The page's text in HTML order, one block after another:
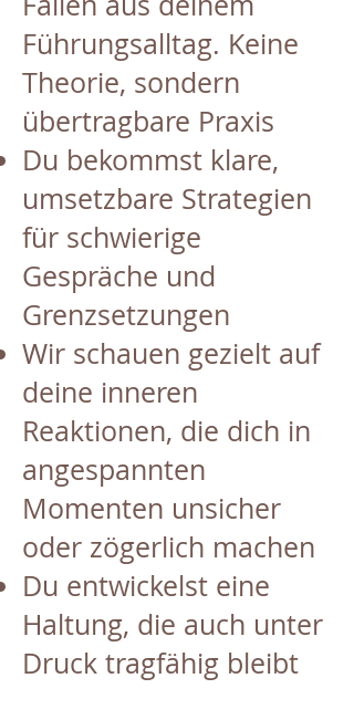
Führungsalltag. Keine
Theorie, sondern
übertragbare Praxis
Du bekommst klare,
umsetzbare Strategien
für schwierige
Gespräche und
Grenzsetzungen
Wir schauen gezielt auf
deine inneren
Reaktionen, die dich in
angespannten
Momenten unsicher
oder zögerlich machen
Du entwickelst eine
Haltung, die auch unter
Druck tragfähig bleibt